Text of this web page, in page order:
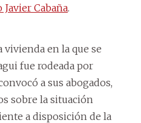
Javier Cabaña.
vivienda en la que se
fue rodeada por
a sus abogados,
sobre la situación
a disposición de la